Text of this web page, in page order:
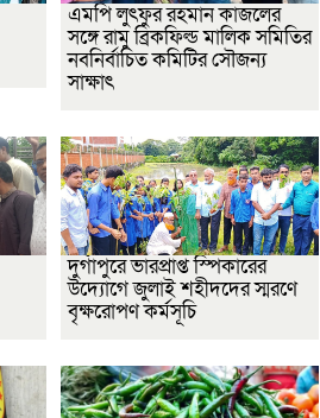
এমপি লুৎফুর রহমান কাজলের
সঙ্গে রামু ব্রিকফিল্ড মালিক সমিতির
নবনির্বাচিত কমিটির সৌজন্য
সাক্ষাৎ
দুর্গাপুরে ভারপ্রাপ্ত স্পিকারের
উদ্যোগে জুলাই শহীদদের স্মরণে
বৃক্ষরোপণ কর্মসূচি